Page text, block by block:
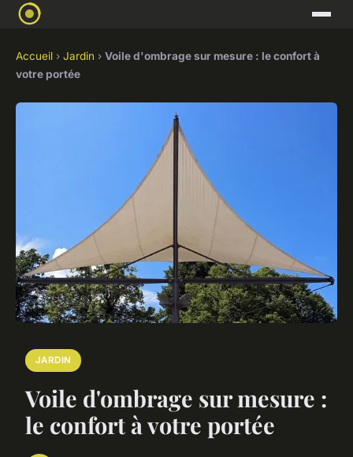
Accueil › Jardin › Voile d'ombrage sur mesure : le confort à
votre portée
JARDIN
Voile d'ombrage sur mesure :
le confort à votre portée